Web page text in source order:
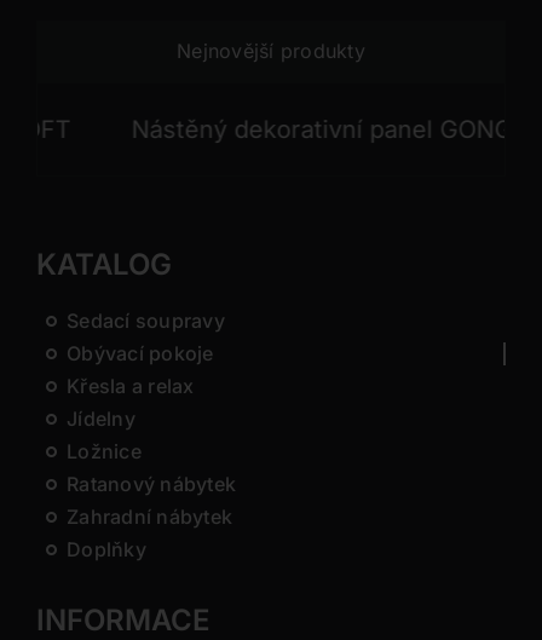
Nejnovější produkty
Nástěný dekorativní panel GONG
KATALOG
Sedací soupravy
Obývací pokoje
Křesla a relax
Jídelny
Ložnice
Ratanový nábytek
Zahradní nábytek
Doplňky
INFORMACE